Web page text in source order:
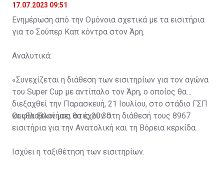
17.07.2023 09:51
Ενημέρωση από την Ομόνοια σχετικά με τα εισιτήρια
για το Σούπερ Καπ κόντρα στον Άρη.
Αναλυτικά:
«Συνεχίζεται η διάθεση των εισιτηρίων για τον αγώνα
του Super Cup με αντίπαλο τον Άρη, ο οποίος θα
διεξαχθεί την Παρασκευή, 21 Ιουλίου, στο στάδιο ΓΣΠ
και θα ξεκινήσει στις 20:30.
Οι φίλαθλοί μας θα έχουν στη διάθεσή τους 8967
εισιτήρια για την Ανατολική και τη Βόρεια κερκίδα.
Ισχύει η ταξιθέτηση των εισιτηρίων.